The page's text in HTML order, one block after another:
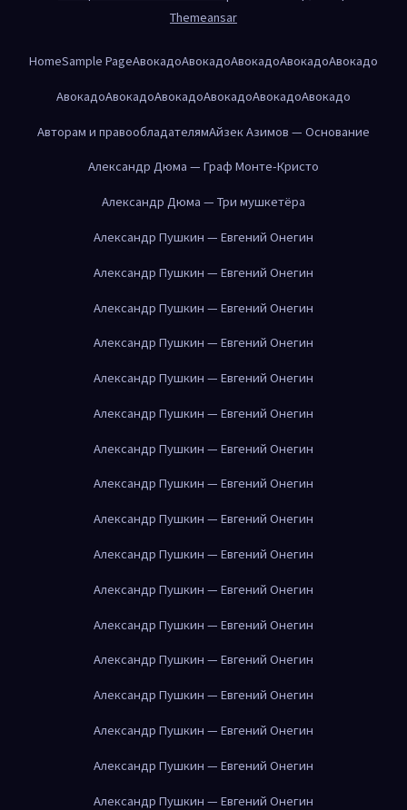
Themeansar
HomeSample PageАвокадоАвокадоАвокадоАвокадоАвокадо
АвокадоАвокадоАвокадоАвокадоАвокадоАвокадо
Авторам и правообладателямАйзек Азимов — Основание
Александр Дюма — Граф Монте-Кристо
Александр Дюма — Три мушкетёра
Александр Пушкин — Евгений Онегин
Александр Пушкин — Евгений Онегин
Александр Пушкин — Евгений Онегин
Александр Пушкин — Евгений Онегин
Александр Пушкин — Евгений Онегин
Александр Пушкин — Евгений Онегин
Александр Пушкин — Евгений Онегин
Александр Пушкин — Евгений Онегин
Александр Пушкин — Евгений Онегин
Александр Пушкин — Евгений Онегин
Александр Пушкин — Евгений Онегин
Александр Пушкин — Евгений Онегин
Александр Пушкин — Евгений Онегин
Александр Пушкин — Евгений Онегин
Александр Пушкин — Евгений Онегин
Александр Пушкин — Евгений Онегин
Александр Пушкин — Евгений Онегин